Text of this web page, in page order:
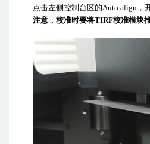
点击左侧控制台区的Auto align ，
注意，校准时要将TIRF校准模块